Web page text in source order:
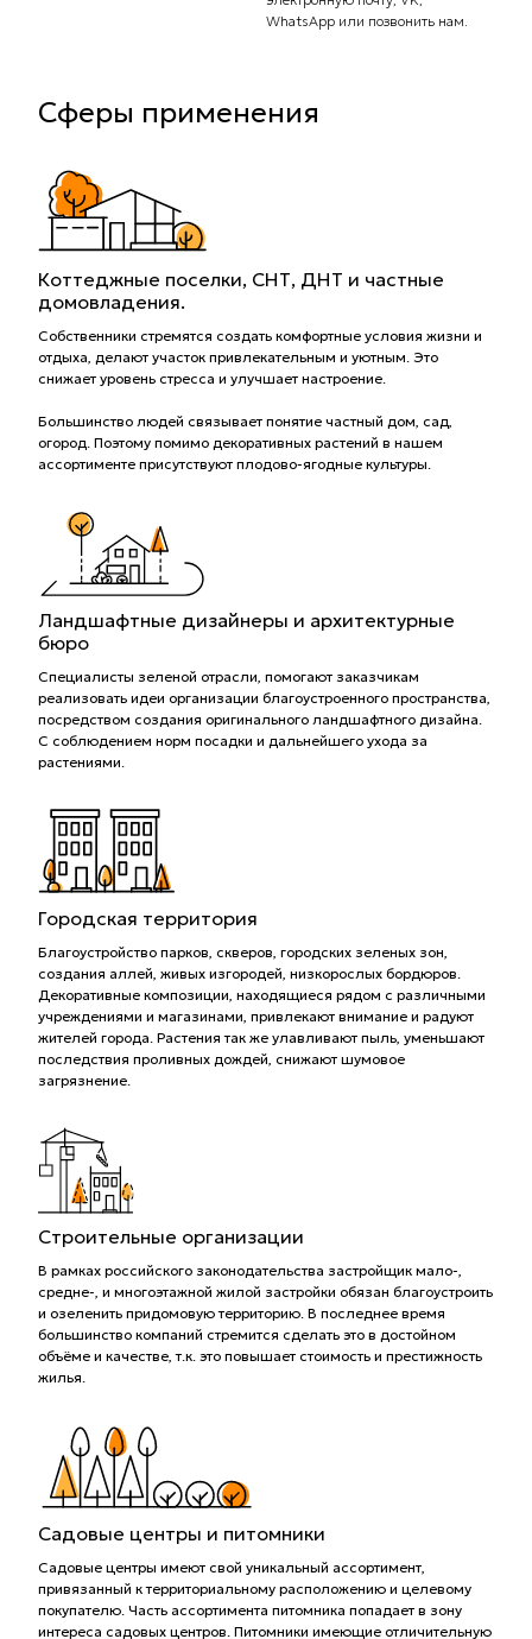
WhatsApp или позвонить нам.
Сферы применения
Коттеджные поселки, СНТ, ДНТ и частные
домовладения.
Собственники стремятся создать комфортные условия жизни и
отдыха, делают участок привлекательным и уютным. Это
снижает уровень стресса и улучшает настроение.
Большинство людей связывает понятие частный дом, сад,
огород. Поэтому помимо декоративных растений в нашем
ассортименте присутствуют плодово-ягодные культуры.
Ландшафтные дизайнеры и архитектурные
бюро
Специалисты зеленой отрасли, помогают заказчикам
реализовать идеи организации благоустроенного пространства,
посредством создания оригинального ландшафтного дизайна.
С соблюдением норм посадки и дальнейшего ухода за
растениями.
Городская территория
Благоустройство парков, скверов, городских зеленых зон,
создания аллей, живых изгородей, низкорослых бордюров.
Декоративные композиции, находящиеся рядом с различными
учреждениями и магазинами, привлекают внимание и радуют
жителей города. Растения так же улавливают пыль, уменьшают
последствия проливных дождей, снижают шумовое
загрязнение.
Строительные организации
В рамках российского законодательства застройщик мало-,
средне-, и многоэтажной жилой застройки обязан благоустроить
и озеленить придомовую территорию. В последнее время
большинство компаний стремится сделать это в достойном
объёме и качестве, т.к. это повышает стоимость и престижность
жилья.
Садовые центры и питомники
Садовые центры имеют свой уникальный ассортимент,
привязанный к территориальному расположению и целевому
покупателю. Часть ассортимента питомника попадает в зону
интереса садовых центров. Питомники имеющие отличительную